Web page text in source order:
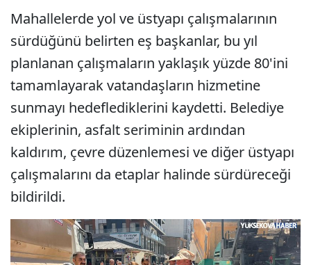
Mahallelerde yol ve üstyapı çalışmalarının
sürdüğünü belirten eş başkanlar, bu yıl
planlanan çalışmaların yaklaşık yüzde 80'ini
tamamlayarak vatandaşların hizmetine
sunmayı hedeflediklerini kaydetti. Belediye
ekiplerinin, asfalt seriminin ardından
kaldırım, çevre düzenlemesi ve diğer üstyapı
çalışmalarını da etaplar halinde sürdüreceği
bildirildi.